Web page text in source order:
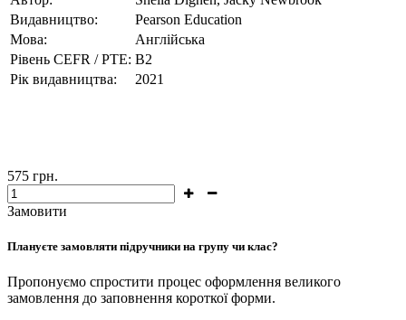
Видавництво:
Pearson Education
Мова:
Англійська
Рівень CEFR / PTE: В2
Рік видавництва:
2021
575 грн.
Замовити
Плануєте замовляти підручники на групу чи клас?
Пропонуємо спростити процес оформлення великого
замовлення до заповнення короткої форми.